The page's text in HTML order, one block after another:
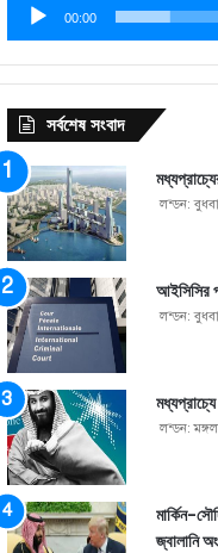
00:00
সর্বশেষ সংবাদ
লন্ডন:
আইসিসির
লন্ডন:
লন্ডন:
মার্কিন-
জ্বালানি